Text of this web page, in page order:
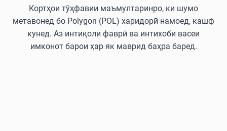
Кортҳои тӯҳфавии маъмултаринро, ки шумо
метавонед бо Polygon (POL) харидорӣ намоед, кашф
кунед. Аз интиқоли фаврӣ ва интихоби васеи
имконот барои ҳар як маврид баҳра баред.